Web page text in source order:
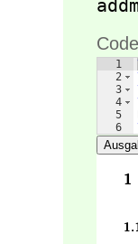
1
2
3
4
5
6